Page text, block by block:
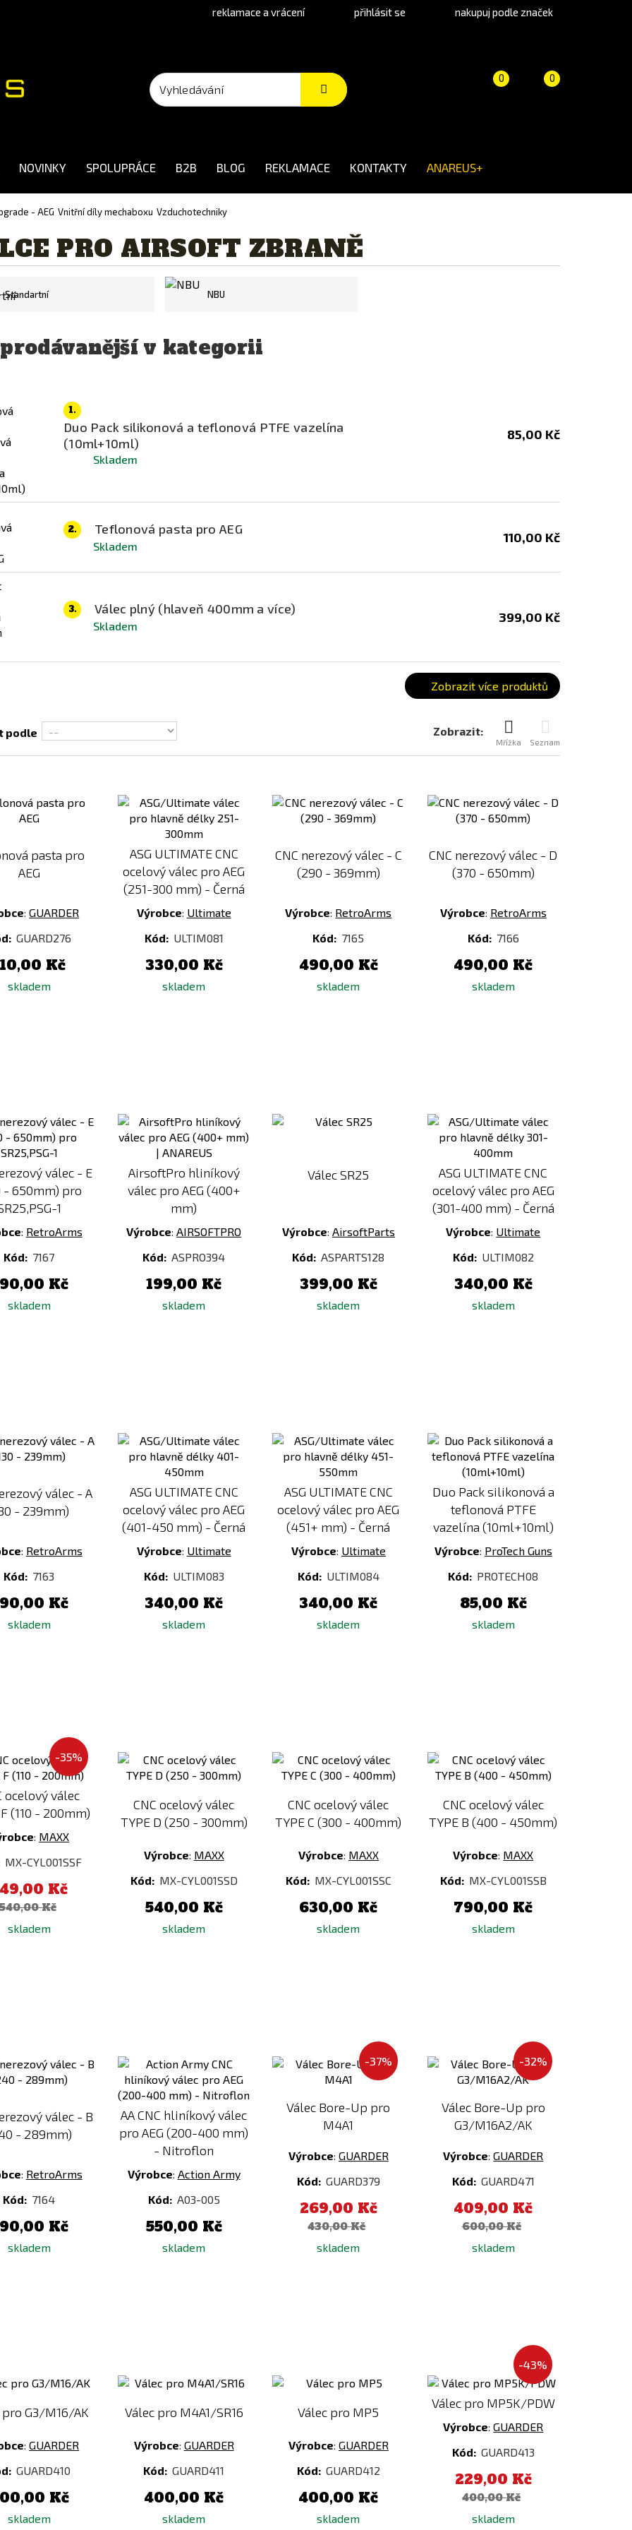
reklamace a vrácení přihlásit se nakupuj podle značek
Košík 0
(prázdný)
Porovnání
0
NOVINKY SPOLUPRÁCE B2B BLOG REKLAMACE KONTAKTY ANAREUS+
- AEG Vnitřní díly mechaboxu Vzduchotechniky
PRO AIRSOFT ZBRANĚ
Standartní NBU
v kategorii
1.
Duo Pack silikonová a teflonová PTFE vazelína
(10ml+10ml)
Skladem
85,00 Kč
2. Teflonová pasta pro AEG
Skladem
110,00 Kč
3. Válec plný (hlaveň 400mm a více)
Skladem
399,00 Kč
Zobrazit více produktů
Zobrazit:
Mřížka Seznam
podle
pasta pro
AEG
:GUARDER
GUARD276
Kč
skladem
porovnání
ASG ULTIMATE CNC
ocelový válec pro AEG
(251-300 mm) - Černá
Výrobce: Ultimate
Kód: ULTIM081
330,00 Kč
skladem
CNC nerezový válec - C
(290 - 369mm)
Výrobce: RetroArms
Kód: 7165
490,00 Kč
skladem
k
CNC nerezový válec - D
(370 - 650mm)
Výrobce: RetroArms
Kód: 7166
490,00 Kč
skladem
k
válec - E
- 650mm) pro
1
: RetroArms
Kód: 7167
Kč
skladem
k
porovnání
AirsoftPro hliníkový
válec pro AEG (400+
mm)
Výrobce:AIRSOFTPRO
Kód: ASPRO394
199,00 Kč
skladem
porovnání
Válec SR25
Výrobce: AirsoftParts
Kód: ASPARTS128
399,00 Kč
skladem
porovnání
ASG ULTIMATE CNC
ocelový válec pro AEG
(301-400 mm) - Černá
Výrobce: Ultimate
Kód: ULTIM082
340,00 Kč
skladem
válec - A
- 239mm)
: RetroArms
Kód: 7163
Kč
skladem
k
porovnání
ASG ULTIMATE CNC
ocelový válec pro AEG
(401-450 mm) - Černá
Výrobce: Ultimate
Kód: ULTIM083
340,00 Kč
skladem
porovnání
ASG ULTIMATE CNC
ocelový válec pro AEG
(451+ mm) - Černá
Výrobce: Ultimate
Kód: ULTIM084
340,00 Kč
skladem
porovnání
Duo Pack silikonová a
teflonová PTFE
vazelína (10ml+10ml)
Výrobce: ProTech Guns
Kód: PROTECH08
85,00 Kč
skladem
k
porovnání
-35%
ocelový válec
(110 - 200mm)
: MAXX
MX-CYL001SSF
Kč
Kč
skladem
Přidat
k
porovnání
CNC ocelový válec
TYPE D (250 - 300mm)
Výrobce: MAXX
Kód: MX-CYL001SSD
540,00 Kč
skladem
porovnání
CNC ocelový válec
TYPE C (300 - 400mm)
Výrobce: MAXX
Kód: MX-CYL001SSC
630,00 Kč
skladem
porovnání
CNC ocelový válec
TYPE B (400 - 450mm)
Výrobce: MAXX
Kód: MX-CYL001SSB
790,00 Kč
skladem
porovnání
válec - B
- 289mm)
: RetroArms
Kód: 7164
Kč
skladem
k
porovnání
AA CNC hliníkový válec
pro AEG (200-400 mm)
- Nitroflon
Výrobce: Action Army
Kód: A03-005
550,00 Kč
skladem
porovnání
-37%
Válec Bore-Up pro
M4A1
Výrobce: GUARDER
Kód: GUARD379
269,00 Kč
430,00 Kč
skladem
Přidat
k
-32%
Válec Bore-Up pro
G3/M16A2/AK
Výrobce:GUARDER
Kód: GUARD471
409,00 Kč
600,00 Kč
skladem
Přidat
k
pro G3/M16/AK
:GUARDER
GUARD410
Kč
skladem
k
Válec pro M4A1/SR16
Výrobce: GUARDER
Kód: GUARD411
400,00 Kč
skladem
k
Válec pro MP5
Výrobce: GUARDER
Kód: GUARD412
400,00 Kč
skladem
porovnání
-43%
Válec pro MP5K/PDW
Výrobce:GUARDER
Kód: GUARD413
229,00 Kč
400,00 Kč
skladem
Přidat
k
porovnání